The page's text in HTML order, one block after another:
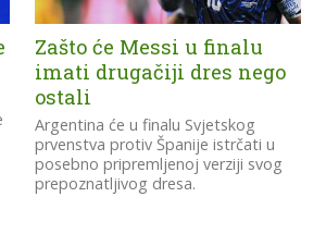
Zašto će Messi u finalu
imati drugačiji dres nego
ostali
Argentina će u finalu Svjetskog
prvenstva protiv Španije istrčati u
posebno pripremljenoj verziji svog
prepoznatljivog dresa.